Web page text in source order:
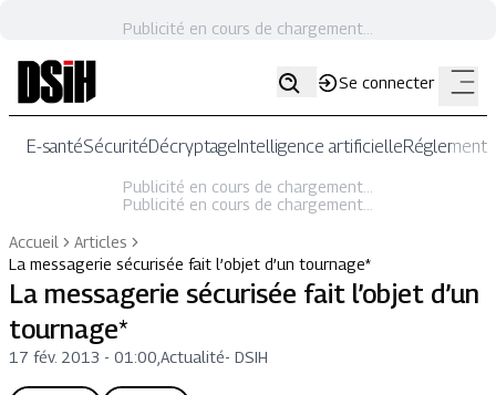
Publicité en cours de chargement...
Se connecter
E-santéSécuritéDécryptageIntelligence artificielle
Publicité en cours de chargement...
Publicité en cours de chargement...
Accueil
Articles
La messagerie sécurisée fait l’objet d’un tournage*
La messagerie sécurisée fait l’objet d’un
tournage*
17 fév. 2013 - 01:00 Actualité- DSIH